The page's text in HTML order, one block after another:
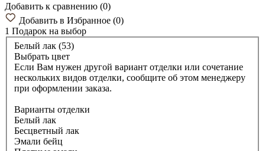
Добавить к сравнению (0)
Добавить в Избранное (0)
1 Подарок на выбор
Белый лак (53)
Выбрать цвет
Если Вам нужен другой вариант отделки или сочетание
нескольких видов отделки, сообщите об этом менеджеру
при оформлении заказа.
Варианты отделки
Белый лак
Бесцветный лак
Эмали бейц